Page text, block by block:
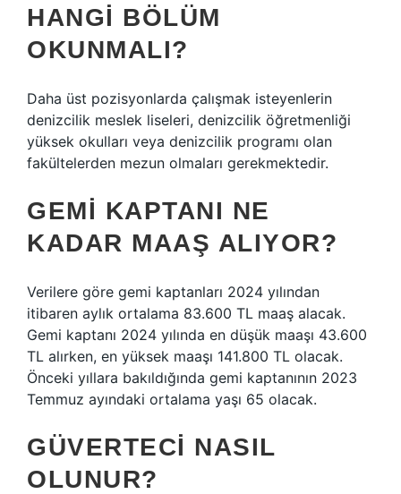
HANGI BÖLÜM
OKUNMALI?
Daha üst pozisyonlarda çalışmak isteyenlerin
denizcilik meslek liseleri, denizcilik öğretmenliği
yüksek okulları veya denizcilik programı olan
fakültelerden mezun olmaları gerekmektedir.
GEMI KAPTANI NE
KADAR MAAŞ ALIYOR?
Verilere göre gemi kaptanları 2024 yılından
itibaren aylık ortalama 83.600 TL maaş alacak.
Gemi kaptanı 2024 yılında en düşük maaşı 43.600
TL alırken, en yüksek maaşı 141.800 TL olacak.
Önceki yıllara bakıldığında gemi kaptanının 2023
Temmuz ayındaki ortalama yaşı 65 olacak.
GÜVERTECI NASIL
OLUNUR?